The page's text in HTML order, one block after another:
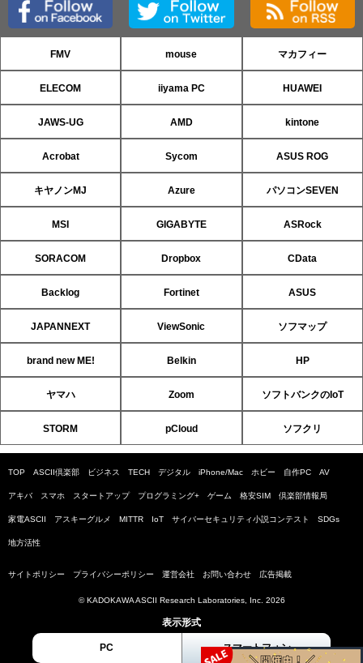
FMV mouse マカフィー
ELECOM iiyama PC HUAWEI
JAWS-UG AMD kintone
Acrobat Sycom ASUS ROG
キヤノンMJ Azure パソコンSEVEN
MSI GIGABYTE ASRock
SORACOM Dropbox CData
Backlog Fortinet ASUS
JAPANNEXT ViewSonic ソフマップ
brand new ME! Belkin HP
ヤマハ Zoom ソフトバンクのIoT
STORM pCloud ソフクリ
TOP ASCII倶楽部 ビジネス TECH デジタル iPhone/Mac ホビー 自作PC AV
アキバ スマホ スタートアップ プログラミング+ ゲーム 格安SIM 倶楽部情報局
家電ASCII アスキーグルメ MITTR IoT サイバーセキュリティ小説コンテスト SDGs
地方活性
サイトポリシー プライバシーポリシー 運営会社 お問い合わせ 広告掲載
© KADOKAWA ASCII Research Laboratories, Inc. 2026
表示形式
PC スマートフォン